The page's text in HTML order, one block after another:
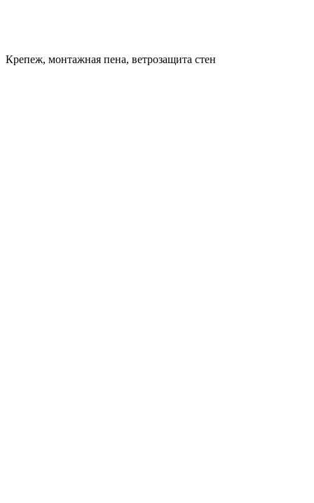
Крепеж, монтажная пена, ветрозащита стен